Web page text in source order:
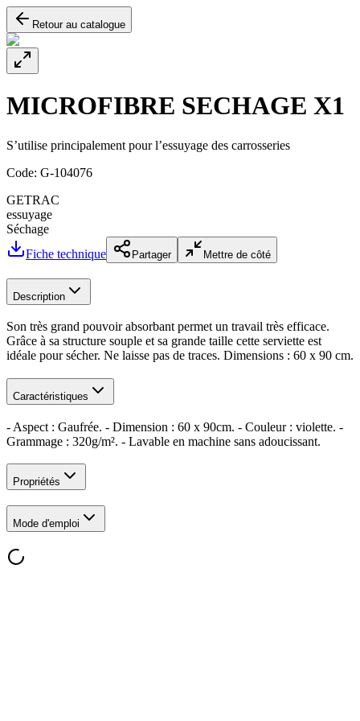
Retour au catalogue
MICROFIBRE SECHAGE X1
S’utilise principalement pour l’essuyage des carrosseries
Code: G-104076
GETRAC
essuyage
Séchage
Fiche technique
Partager Mettre de côté
Description
Son très grand pouvoir absorbant permet un travail très efficace.
Grâce à sa structure souple et sa grande taille cette serviette est
idéale pour sécher. Ne laisse pas de traces. Dimensions : 60 x 90 cm.
Caractéristiques
- Aspect : Gaufrée. - Dimension : 60 x 90cm. - Couleur : violette. -
Grammage : 320g/m². - Lavable en machine sans adoucissant.
Propriétés
Mode d'emploi